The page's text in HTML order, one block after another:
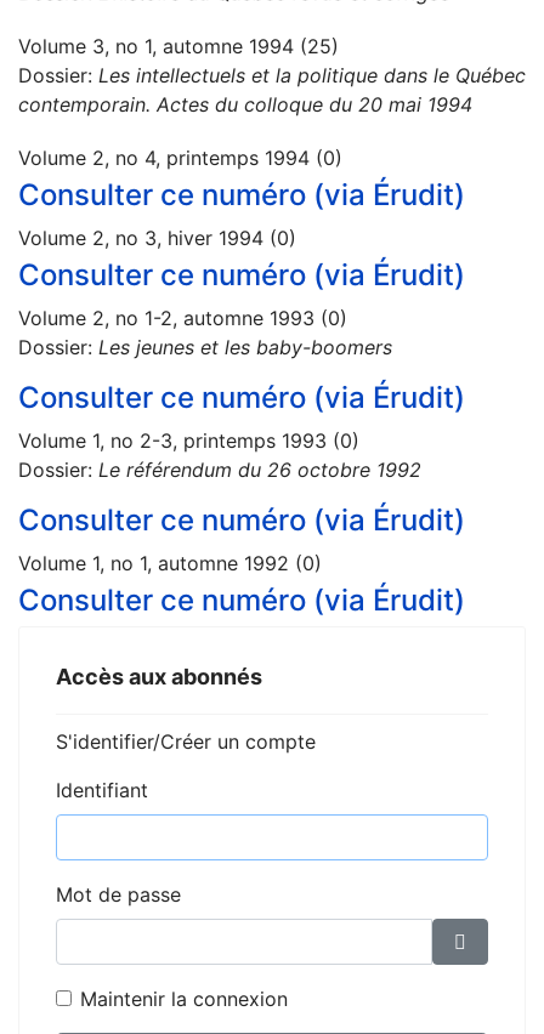
Volume 3, no 1, automne 1994 (25)
Dossier: Les intellectuels et la politique dans le Québec
contemporain. Actes du colloque du 20 mai 1994
Volume 2, no 4, printemps 1994 (0)
Consulter ce numéro (via Érudit)
Volume 2, no 3, hiver 1994 (0)
Consulter ce numéro (via Érudit)
Volume 2, no 1-2, automne 1993 (0)
Dossier: Les jeunes et les baby-boomers
Consulter ce numéro (via Érudit)
Volume 1, no 2-3, printemps 1993 (0)
Dossier: Le référendum du 26 octobre 1992
Consulter ce numéro (via Érudit)
Volume 1, no 1, automne 1992 (0)
Consulter ce numéro (via Érudit)
Accès aux abonnés
S'identifier/Créer un compte
Identifiant
Mot de passe
Maintenir la connexion